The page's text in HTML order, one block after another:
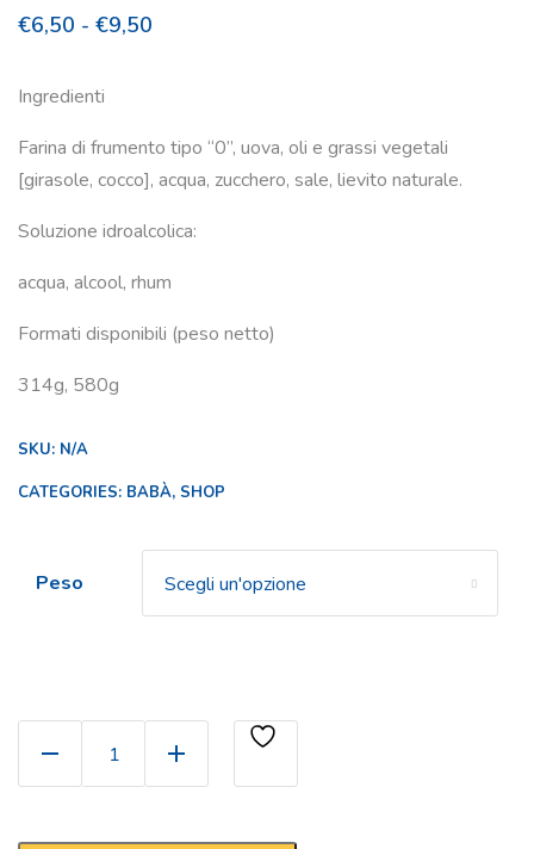
€6,50 - €9,50
€6,50
€9,50
Ingredienti
Farina di frumento tipo “0”, uova, oli e grassi vegetali
[girasole, cocco], acqua, zucchero, sale, lievito naturale.
Soluzione idroalcolica:
acqua, alcool, rhum
Formati disponibili (peso netto)
314g, 580g
SKU: N/A
CATEGORIES: BABÀ, SHOP
Peso
Babà al Rhum quantity